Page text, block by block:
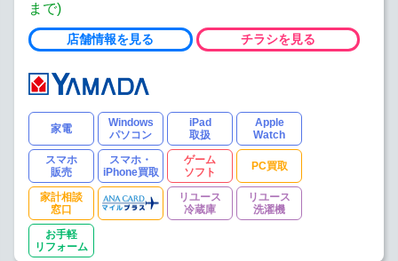
まで)
店舗情報を見る チラシを見る
家電
Windows
パソコン
iPad
取扱
Apple
Watch
スマホ
販売
スマホ・
iPhone買取
ゲーム
ソフト
PC買取
家計相談
窓口
リユース
冷蔵庫
リユース
洗濯機
お手軽
リフォーム